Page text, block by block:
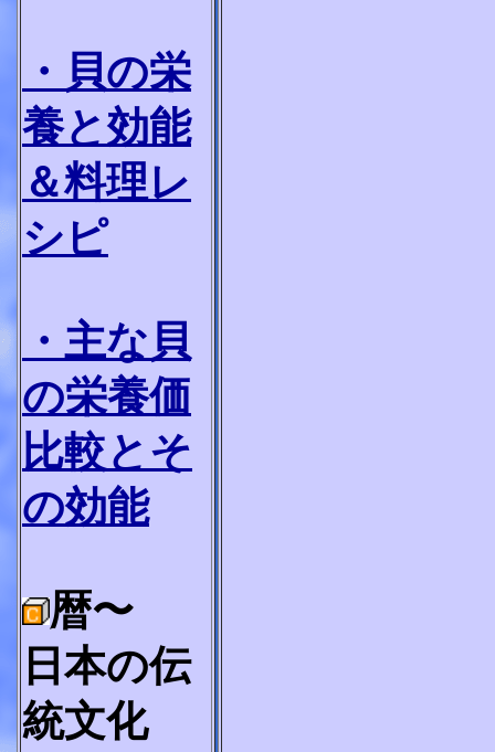
・貝の栄
養と効能
＆料理レ
シピ
・主な貝
の栄養価
比較とそ
の効能
暦〜
日本の伝
統文化